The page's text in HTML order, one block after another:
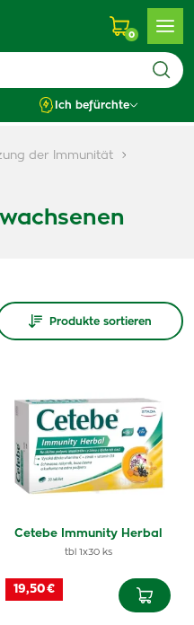
0
Ich befürchte
der Immunität
Produkte sortieren
Cetebe Immunity Herbal
tbl 1x30 ks
19,50 €